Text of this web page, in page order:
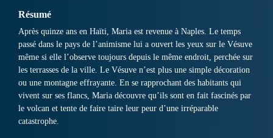
Résumé
Après quinze ans en Haïti, Maria est revenue à Naples. Le temps
passé dans le pays de l’animisme lui a ouvert les yeux sur le Vésuve
même si elle l’observe toujours depuis le même endroit, perchée sur
les terrasses de la ville. Le Vésuve n’est plus une simple décoration
ou une montagne effrayante. En se rapprochant des habitants qui
vivent sur ses flancs, Maria découvre qu’ils sont en fait fascinés par
le volcan et tente de faire taire leur peur d’une irréparable
catastrophe.